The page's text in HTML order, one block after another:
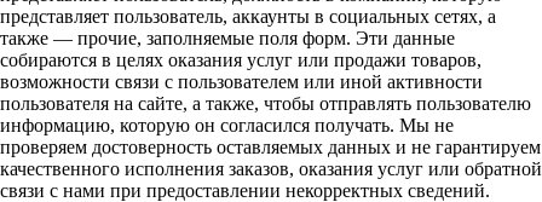
представляет пользователь, аккаунты в социальных сетях, а
также — прочие, заполняемые поля форм. Эти данные
собираются в целях оказания услуг или продажи товаров,
возможности связи с пользователем или иной активности
пользователя на сайте, а также, чтобы отправлять пользователю
информацию, которую он согласился получать. Мы не
проверяем достоверность оставляемых данных и не гарантируем
качественного исполнения заказов, оказания услуг или обратной
связи с нами при предоставлении некорректных сведений.